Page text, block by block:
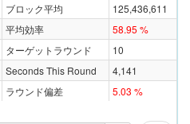
ブロック平均
125,436,611
平均効率
58.95 %
ターゲットラウンド
10
Seconds This Round
4,141
ラウンド偏差 5.03 %